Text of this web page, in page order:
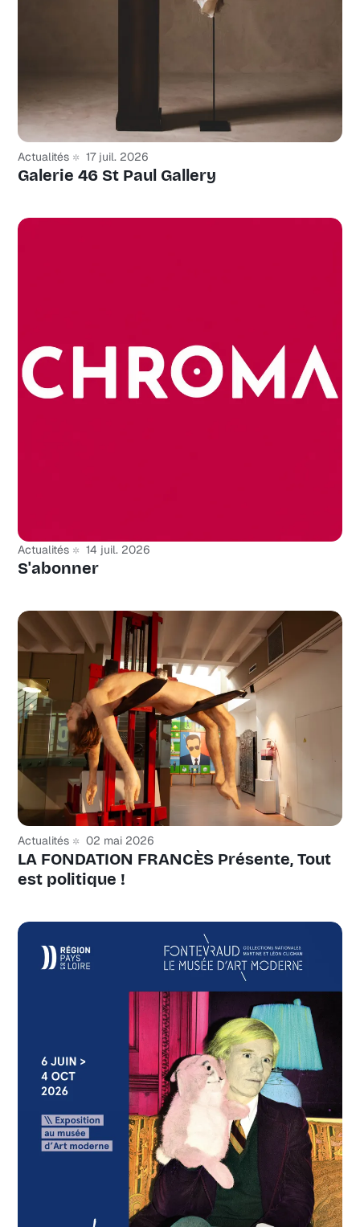
Actualités 17 juil. 2026
Galerie 46 St Paul Gallery
Actualités 14 juil. 2026
S'abonner
Actualités 02 mai 2026
LA FONDATION FRANCÈS Présente, Tout
est politique !